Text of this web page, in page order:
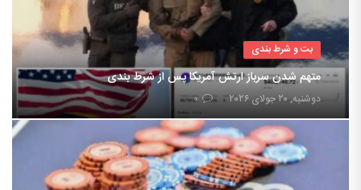
بت و شرط بندی
متهم شدن سرباز ارتش آمریکا پس از شرط بندی
دوشنبه, ۲۰ جولای ۲۰۲۶ ۰